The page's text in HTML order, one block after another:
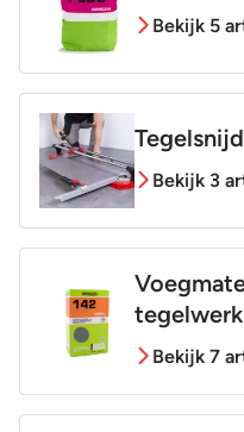
Bekijk 5
Bekijk 3
tegelwerk
Bekijk 7